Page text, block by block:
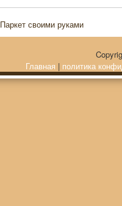
Паркет своими руками
Главная | политика